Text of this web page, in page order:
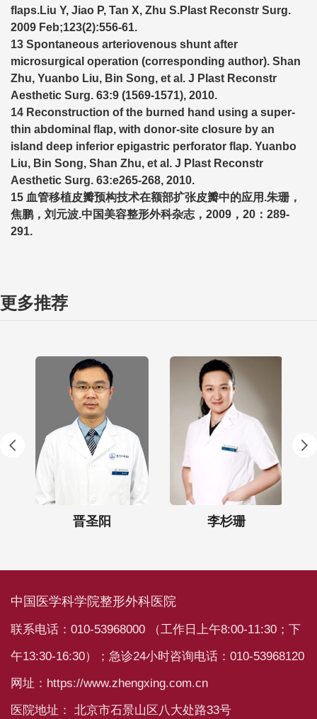
flaps.Liu Y, Jiao P, Tan X, Zhu S.Plast Reconstr Surg.
2009 Feb;123(2):556-61.
13 Spontaneous arteriovenous shunt after
microsurgical operation (corresponding author). Shan
Zhu, Yuanbo Liu, Bin Song, et al. J Plast Reconstr
Aesthetic Surg. 63:9 (1569-1571), 2010.
14 Reconstruction of the burned hand using a super-
thin abdominal flap, with donor-site closure by an
island deep inferior epigastric perforator flap. Yuanbo
Liu, Bin Song, Shan Zhu, et al. J Plast Reconstr
Aesthetic Surg. 63:e265-268, 2010.
15 血管移植皮瓣预构技术在额部扩张皮瓣中的应用.朱珊，
焦鹏，刘元波.中国美容整形外科杂志，2009，20：289-
291.
更多推荐
晋圣阳 李杉珊
中国医学科学院整形外科医院
联系电话：010-53968000 （工作日上午8:00-11:30；下
午13:30-16:30）；急诊24小时咨询电话：010-53968120
网址：https://www.zhengxing.com.cn
医院地址： 北京市石景山区八大处路33号